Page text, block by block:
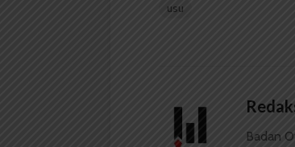
usu
Badan